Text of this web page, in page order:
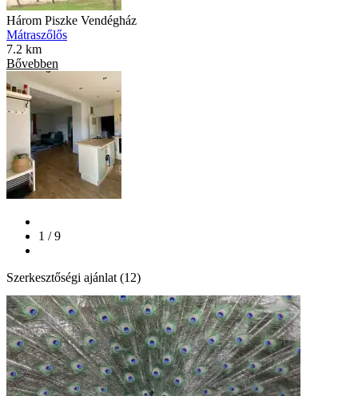
Három Piszke Vendégház
Mátraszőlős
7.2 km
Bővebben
1 / 9
Szerkesztőségi ajánlat (12)